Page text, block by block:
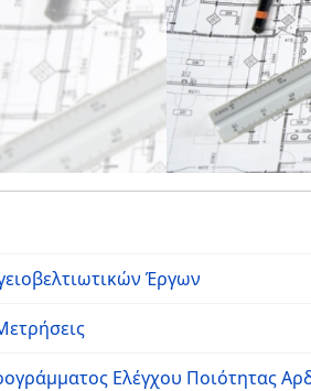
Έργων
Ελέγχου Ποιότητας